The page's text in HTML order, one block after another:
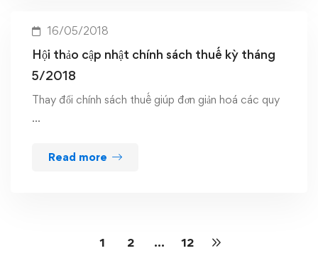
16/05/2018
Hội thảo cập nhật chính sách thuế kỳ tháng
5/2018
Thay đổi chính sách thuế giúp đơn giản hoá các quy
…
Read more
1 2 … 12